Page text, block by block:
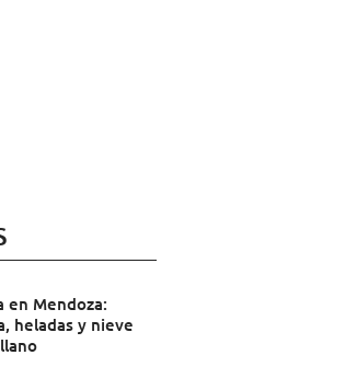
en Mendoza:
heladas y nieve